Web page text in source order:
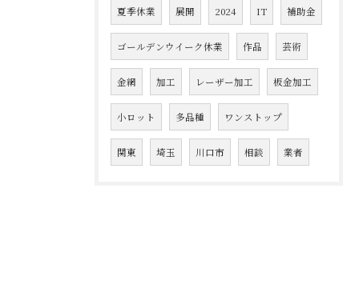
夏季休業 展開 2024 IT 補助金
ゴールデンウイーク休業 作品 芸術
金網 加工 レーザー加工 板金加工
小ロット 多品種 ワンストップ
関東 埼玉 川口市 相談 業者